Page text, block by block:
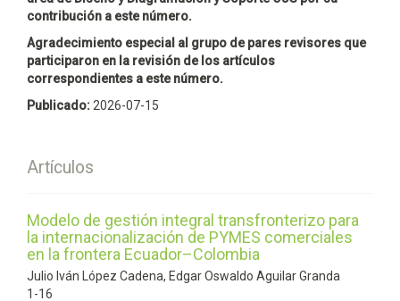
contribución a este número.
Agradecimiento especial al grupo de pares revisores que
participaron en la revisión de los artículos
correspondientes a este número.
Publicado: 2026-07-15
Artículos
Modelo de gestión integral transfronterizo para
la internacionalización de PYMES comerciales
en la frontera Ecuador–Colombia
Julio Iván López Cadena, Edgar Oswaldo Aguilar Granda
1-16